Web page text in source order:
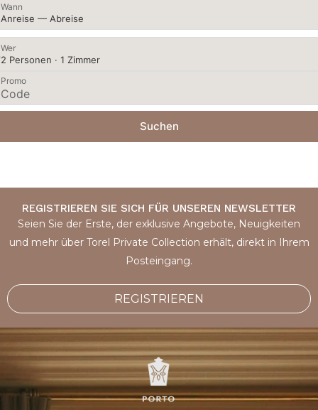
Wann
Anreise — Abreise
Wer
2 Personen · 1 Zimmer
Promo
Suchen
REGISTRIEREN SIE SICH FÜR UNSEREN NEWSLETTER
Seien Sie der Erste, der exklusive Angebote, Neuigkeiten
und mehr über Torel Private Collection erhält, direkt in Ihrem
Posteingang.
REGISTRIEREN